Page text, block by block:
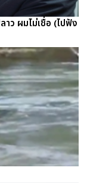
ว ผมไม่เชื่อ (ไปฟัง